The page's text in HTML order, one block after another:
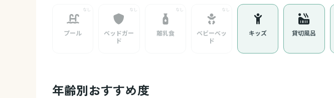
プール
ベッドガー
ド
離乳食
ベビーベッ
ド
キッズ 貸切風呂
年齢別おすすめ度